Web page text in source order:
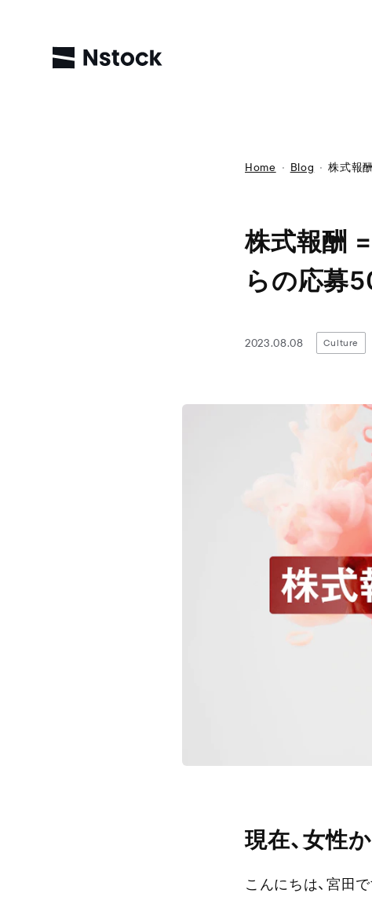
Home Blog 株式報
株式報酬
らの応募
2023.08.08 Culture
現在、女性
こんにちは、宮田